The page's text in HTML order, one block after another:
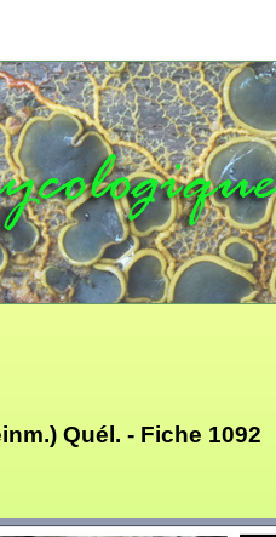
Quél. - Fiche 1092